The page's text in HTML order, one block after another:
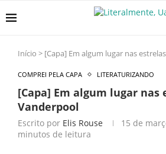
Início > [Capa] Em algum lugar nas
COMPREI PELA CAPA LITERATURIZANDO
[Capa] Em algum lugar nas
Vanderpool
Escrito por Elis Rouse 15 de
minutos de leitura